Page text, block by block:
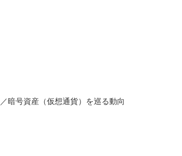
暗号資産（仮想通貨）を巡る動向